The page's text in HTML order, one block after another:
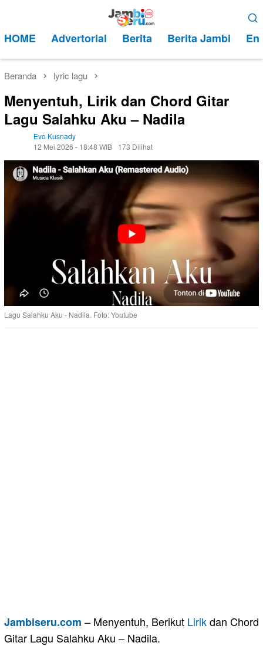
kontenMobile
HOME Advertorial Berita Berita Jambi
Beranda lyric lagu
Menyentuh, Lirik dan Chord Gitar
Lagu Salahku Aku – Nadila
Evo Kusnady
12 Mei 2026 - 18:48 WIB
173 Dilihat
Lagu Salahku Aku - Nadila. Foto: Youtube
Jambiseru.com – Menyentuh, Berikut Lirikdan Chord
Gitar Lagu Salahku Aku – Nadila.